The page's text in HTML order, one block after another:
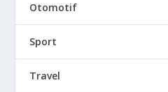
Otomotif
Sport
Travel